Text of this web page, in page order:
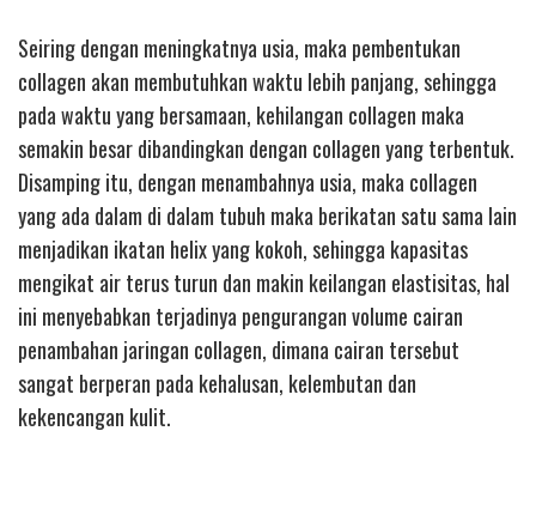
Seiring dengan meningkatnya usia, maka pembentukan
collagen akan membutuhkan waktu lebih panjang, sehingga
pada waktu yang bersamaan, kehilangan collagen maka
semakin besar dibandingkan dengan collagen yang terbentuk.
Disamping itu, dengan menambahnya usia, maka collagen
yang ada dalam di dalam tubuh maka berikatan satu sama lain
menjadikan ikatan helix yang kokoh, sehingga kapasitas
mengikat air terus turun dan makin keilangan elastisitas, hal
ini menyebabkan terjadinya pengurangan volume cairan
penambahan jaringan collagen, dimana cairan tersebut
sangat berperan pada kehalusan, kelembutan dan
kekencangan kulit.